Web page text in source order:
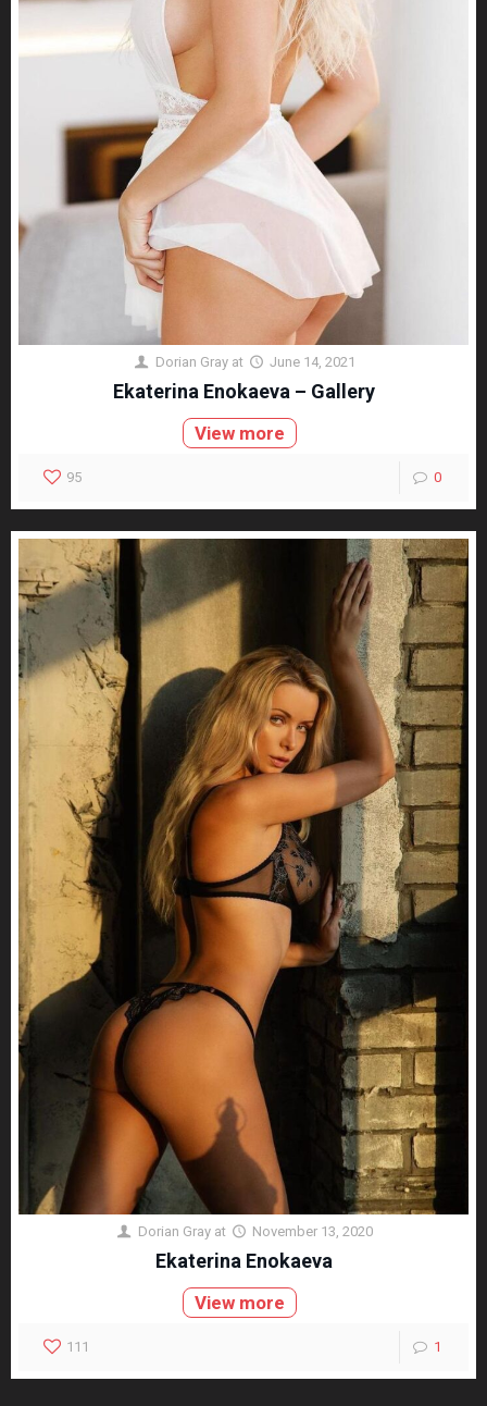
Dorian Gray at June 14, 2021
Ekaterina Enokaeva – Gallery
View more
95 0
Dorian Gray at November 13, 2020
Ekaterina Enokaeva
View more
111 1